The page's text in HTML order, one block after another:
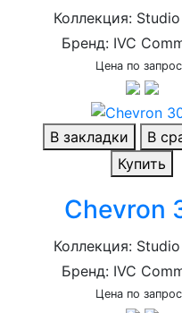
Коллекция:
Бренд: IVC
Цена по
В закладки
В
Купить
Chevron
Коллекция:
Бренд: IVC
Цена по